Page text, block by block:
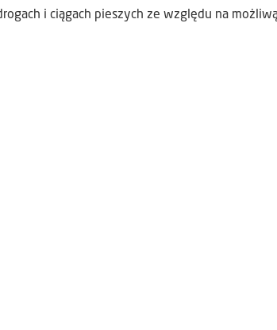
i ciągach pieszych ze względu na